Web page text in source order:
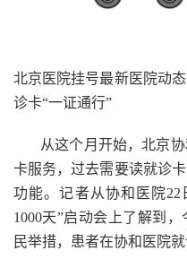
北京医院挂号最新医院动
诊卡“一证通行”
从这个月开始，北京
卡服务，过去需要读就诊
功能。记者从协和医院
1000天”启动会上了解到
民举措，患者在协和医院就